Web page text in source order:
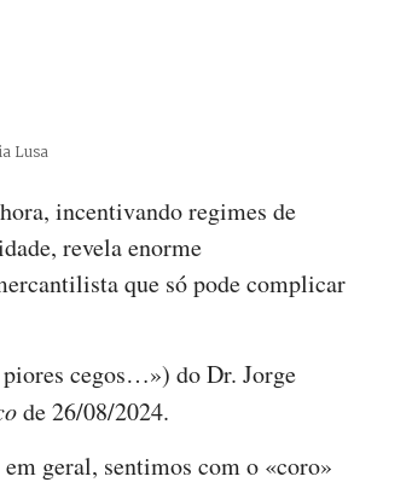
Lusa
incentivando regimes de
revela enorme
que só pode complicar
cegos…») do Dr. Jorge
de 26/08/2024.
geral, sentimos com o «coro»